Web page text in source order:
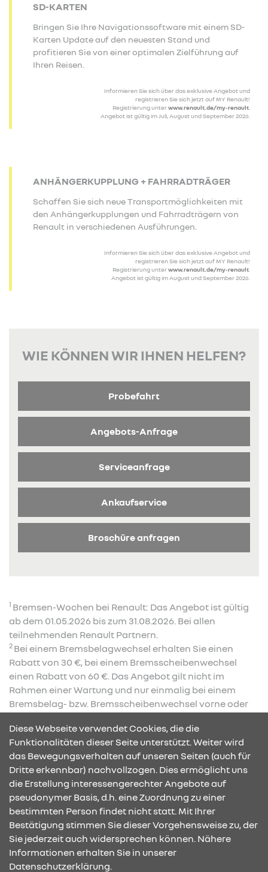
SD-KARTEN
Bringen Sie Ihre Navigationssoftware mit einem SD-
Karten Update auf den neuesten Stand und
profitieren Sie von einer optimalen Zielführung auf
Ihren Reisen.
Informieren Sie sich über das exklusive Angebot und
registrieren Sie sich jetzt auf MY Renault!
Registrierung unterwww.renault.de/my-renault
Angebot ist gültig im Juli, August und September 2026.
ANHÄNGERKUPPLUNG + FAHRRADTRÄGER
Schaffen Sie sich neue Transportmöglichkeiten mit
den Anhängerkupplungen und Fahrradträgern von
Renault in verschiedenen Ausführungen.
Informieren Sie sich über das exklusive Angebot und
registrieren Sie sich jetzt auf MY Renault!
Registrierung unterwww.renault.de/my-renault
Angebot ist gültig im August und September 2026.
WIE KÖNNEN WIR IHNEN HELFEN?
Probefahrt
Angebots-Anfrage
Serviceanfrage
Ankaufservice
Broschüre anfragen
1 Bremsen-Wochen bei Renault: Das Angebot ist gültig
ab dem 01.05.2026 bis zum 31.08.2026. Bei allen
teilnehmenden Renault Partnern.
2 Bei einem Bremsbelagwechsel erhalten Sie einen
Rabatt von 30 €, bei einem Bremsscheibenwechsel
einen Rabatt von 60 €. Das Angebot gilt nicht im
Rahmen einer Wartung und nur einmalig bei einem
Bremsbelag- bzw. Bremsscheibenwechsel vorne oder
Bremsbelag- oder Bremsscheibenwechsels können die
Angebote nicht kombiniert werden, der Vorteil ist in
diesem Fall auf 60 € begrenzt. Nur bei teilnehmenden
Renault-Partnern.
KONTAKT & ANFAHRT
Diese Webseite verwendet Cookies, die die
Funktionalitäten dieser Seite unterstützt. Weiter wird
das Bewegungsverhalten auf unseren Seiten (auch für
Dritte erkennbar) nachvollzogen. Dies ermöglicht uns
die Erstellung interessengerechter Angebote auf
pseudonymer Basis, d.h. eine Zuordnung zu einer
bestimmten Person findet nicht statt. Mit Ihrer
Bestätigung stimmen Sie dieser Vorgehensweise zu, der
Sie jederzeit auch widersprechen können. Nähere
Informationen erhalten Sie in unserer
Datenschutzerklärung.